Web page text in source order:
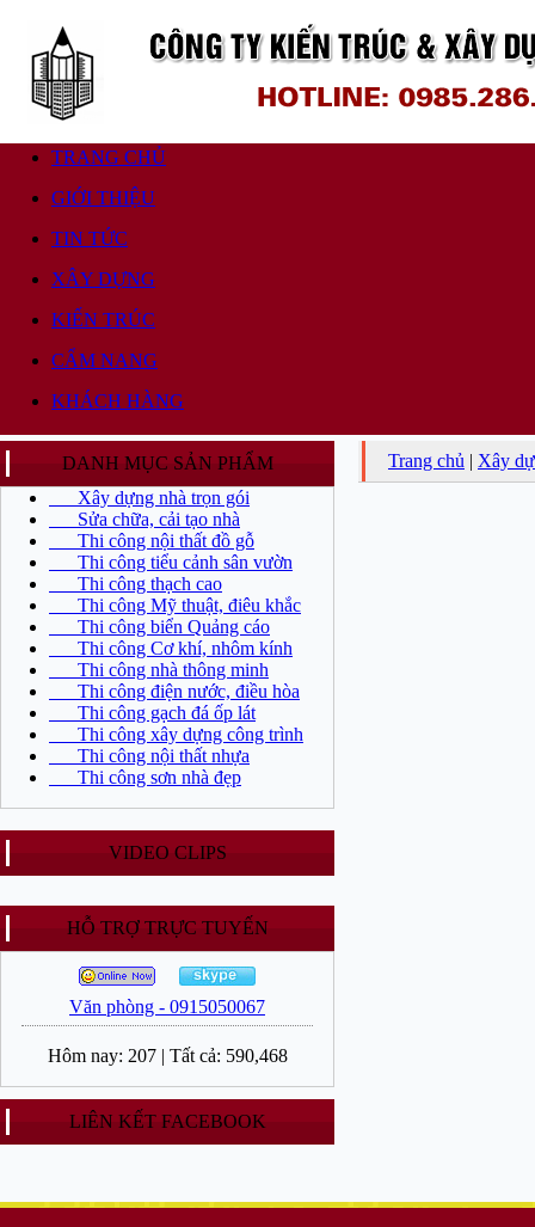
TRANG CHỦ
GIỚI THIỆU
TIN TỨC
XÂY DỰNG
KIẾN TRÚC
CẨM NANG
KHÁCH HÀNG
DANH MỤC SẢN PHẨM
Xây dựng nhà trọn gói
Sửa chữa, cải tạo nhà
Thi công nội thất đồ gỗ
Thi công tiểu cảnh sân vườn
Thi công thạch cao
Thi công Mỹ thuật, điêu khắc
Thi công biển Quảng cáo
Thi công Cơ khí, nhôm kính
Thi công nhà thông minh
Thi công điện nước, điều hòa
Thi công gạch đá ốp lát
Thi công xây dựng công trình
Thi công nội thất nhựa
Thi công sơn nhà đẹp
VIDEO CLIPS
HỖ TRỢ TRỰC TUYẾN
Văn phòng - 0915050067
Hôm nay: 207| Tất cả: 590,468
LIÊN KẾT FACEBOOK
Trang chủ | Xây